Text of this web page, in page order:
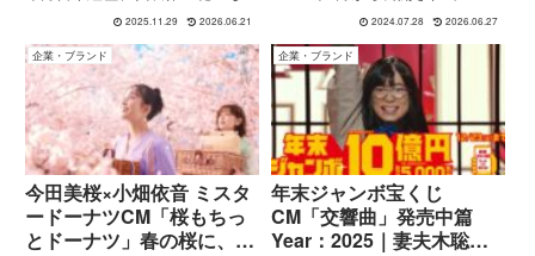
たしの幸せな結婚』、日本アカデ
ミー賞新人俳優賞の受賞歴、趣
味・人柄まで詳しく紹介します。
2025.11.29 2026.06.21
飯®』の新CMに女優の今田美桜
(いまだみお)さんが出演していま
す。中華料理店の看板娘に扮した
今田さん。15秒ve...
2024.07.28 2026.06.27
企業・ブランド
今田美桜×小畑依音 ミスタ
ードーナツCM「桜もちっ
とドーナツ」春の桜に、い
企業・ブランド
年末ジャンボ宝くじ
CM「交響曲」発売中篇
Year：2025｜妻夫木聡＆